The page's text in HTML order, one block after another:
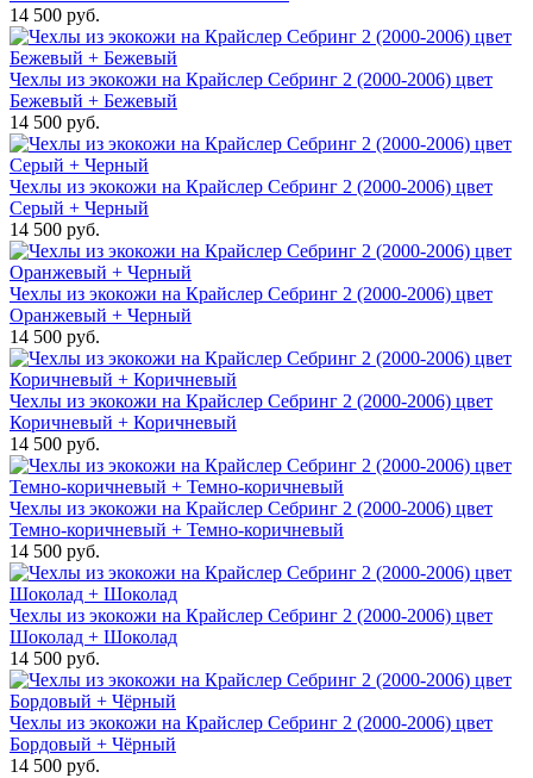
14 500 руб.
Чехлы из экокожи на Крайслер Себринг 2 (2000-2006) цвет
Бежевый + Бежевый
14 500 руб.
Чехлы из экокожи на Крайслер Себринг 2 (2000-2006) цвет
Серый + Черный
14 500 руб.
Чехлы из экокожи на Крайслер Себринг 2 (2000-2006) цвет
Оранжевый + Черный
14 500 руб.
Чехлы из экокожи на Крайслер Себринг 2 (2000-2006) цвет
Коричневый + Коричневый
14 500 руб.
Чехлы из экокожи на Крайслер Себринг 2 (2000-2006) цвет
Темно-коричневый + Темно-коричневый
14 500 руб.
Чехлы из экокожи на Крайслер Себринг 2 (2000-2006) цвет
Шоколад + Шоколад
14 500 руб.
Чехлы из экокожи на Крайслер Себринг 2 (2000-2006) цвет
Бордовый + Чёрный
14 500 руб.